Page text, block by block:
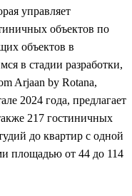
управляет
объектов по
объектов в
в стадии разработки,
Arjaan by Rotana,
2024 года, предлагает
217 гостиничных
до квартир с одной
площадью от 44 до 114